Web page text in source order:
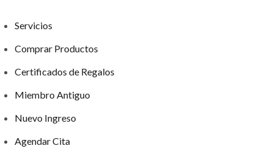
Servicios
Comprar Productos
Certificados de Regalos
Miembro Antiguo
Nuevo Ingreso
Agendar Cita